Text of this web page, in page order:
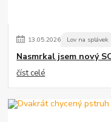
13.05.2026 Lov na splávek
Nasmrkal jsem nový
číst celé